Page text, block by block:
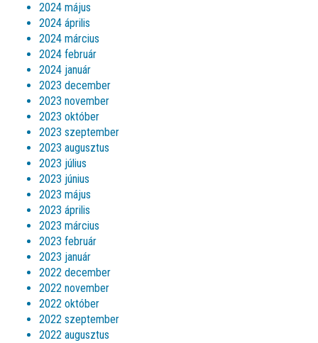
2024 május
2024 április
2024 március
2024 február
2024 január
2023 december
2023 november
2023 október
2023 szeptember
2023 augusztus
2023 július
2023 június
2023 május
2023 április
2023 március
2023 február
2023 január
2022 december
2022 november
2022 október
2022 szeptember
2022 augusztus